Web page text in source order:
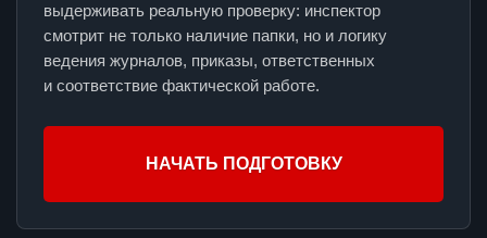
выдерживать реальную проверку: инспектор
смотрит не только наличие папки, но и логику
ведения журналов, приказы, ответственных
и соответствие фактической работе.
НАЧАТЬ ПОДГОТОВКУ